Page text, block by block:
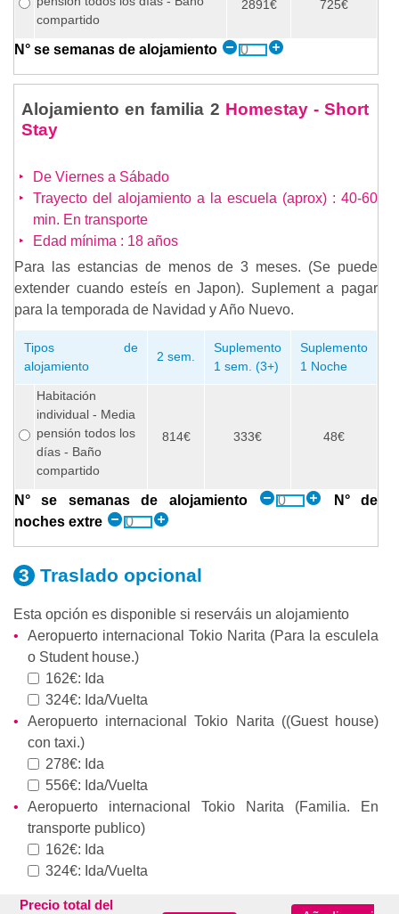
compartido
2891€ 725€
N° se semanas de alojamiento
Alojamiento en familia 2 Homestay - Short
Stay
De Viernes a Sábado
Trayecto del alojamiento a la escuela (aprox) : 40-60
min. En transporte
Edad mínima : 18 años
Para las estancias de menos de 3 meses. (Se puede
extender cuando esteís en Japon). Suplement a pagar
para la temporada de Navidad y Año Nuevo.
Tipos de
alojamiento
2 sem.
Suplemento
1 sem. (3+)
Suplemento
1 Noche
Habitación
individual - Media
pensión todos los
días - Baño
compartido
814€ 333€ 48€
N° se semanas de alojamiento
N° de
noches extre
Traslado opcional
Esta opción es disponible si reserváis un alojamiento
Aeropuerto internacional Tokio Narita (Para la esculela
o Student house.)
162€: Ida
324€: Ida/Vuelta
Aeropuerto internacional Tokio Narita ((Guest house)
con taxi.)
278€: Ida
556€: Ida/Vuelta
Aeropuerto internacional Tokio Narita (Familia. En
transporte publico)
162€: Ida
324€: Ida/Vuelta
Seguros
Precio total del